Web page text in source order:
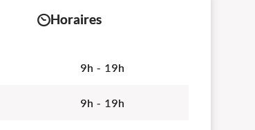
Horaires
9h - 19h
9h - 19h